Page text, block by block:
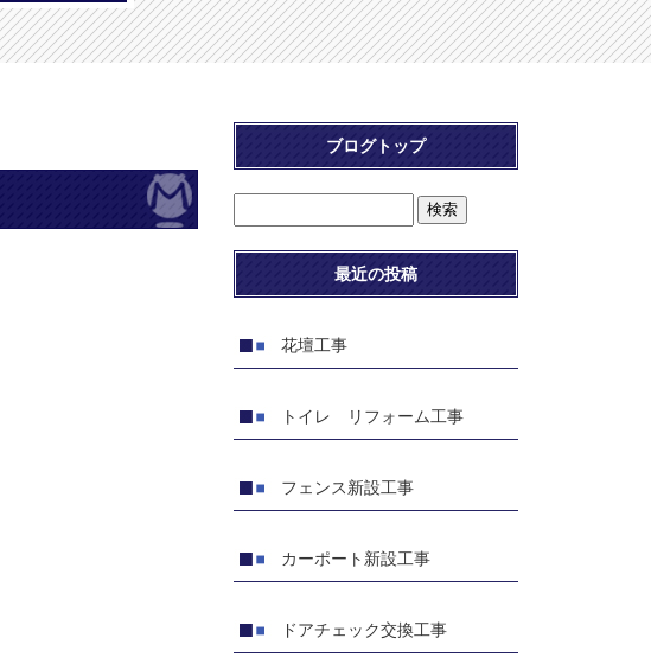
ブログトップ
最近の投稿
花壇工事
トイレ リフォーム工事
フェンス新設工事
カーポート新設工事
ドアチェック交換工事